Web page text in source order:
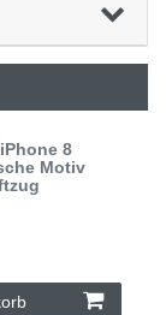
8
Motiv